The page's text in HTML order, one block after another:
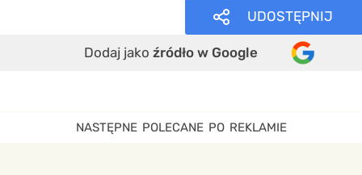
UDOSTĘPNIJ
Dodaj jako źródło w Google